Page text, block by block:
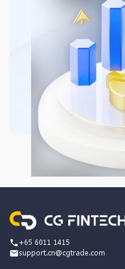
+65 6011 1415
support.cn@cgtrade.com